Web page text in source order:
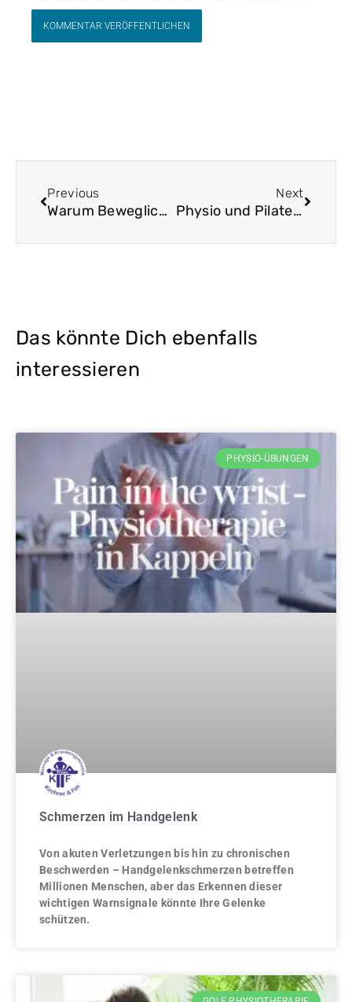
Previous
Warum Beweglichkeitstraining im Golf?
Next
Physio und Pilates für Golfer
Das könnte Dich ebenfalls
interessieren
PHYSIO-ÜBUNGEN
Schmerzen im Handgelenk
Von akuten Verletzungen bis hin zu chronischen
Beschwerden – Handgelenkschmerzen betreffen
Millionen Menschen, aber das Erkennen dieser
wichtigen Warnsignale könnte Ihre Gelenke
schützen.